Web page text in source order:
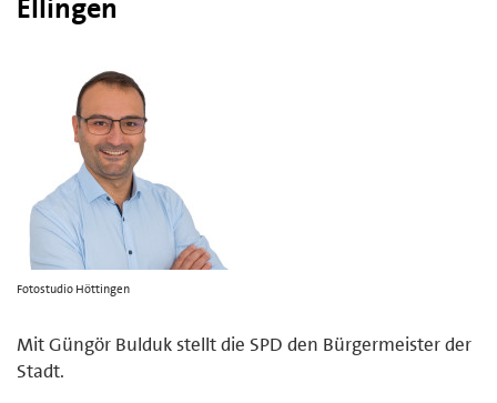
Fotostudio Höttingen
Mit Güngör Bulduk stellt die SPD den Bürgermeister der
Stadt.